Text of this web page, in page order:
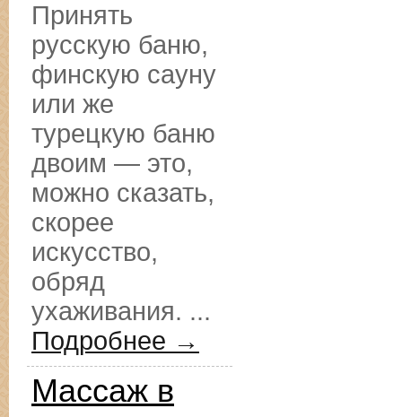
Принять
русскую баню,
финскую сауну
или же
турецкую баню
двоим — это,
можно сказать,
скорее
искусство,
обряд
ухаживания. ...
Подробнее →
Массаж в